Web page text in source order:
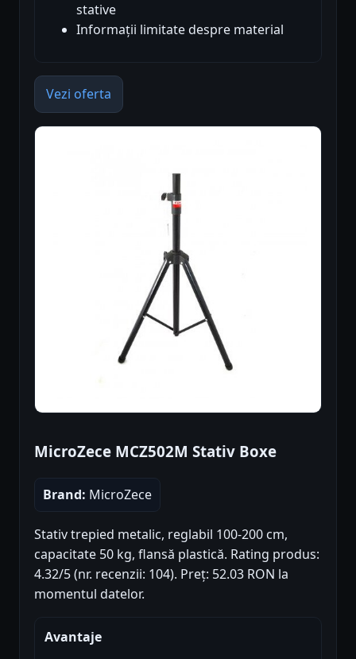
stative
Informații limitate despre material
Vezi oferta
MicroZece MCZ502M Stativ Boxe
Brand: MicroZece
Stativ trepied metalic, reglabil 100-200 cm,
capacitate 50 kg, flansă plastică. Rating produs:
4.32/5 (nr. recenzii: 104). Preț: 52.03 RON la
momentul datelor.
Avantaje